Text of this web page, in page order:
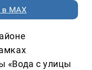
MAX
«Вода с улицы